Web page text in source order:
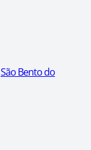
São Bento do